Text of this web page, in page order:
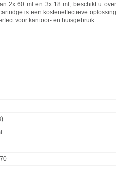
2x 60 ml en 3x 18 ml, beschikt u over
is een kosteneffectieve oplossing
voor kantoor- en huisgebruik.